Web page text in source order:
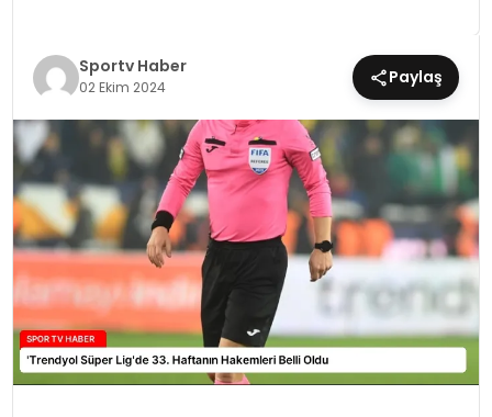
TEKNOLOJI
EĞITIM
MAGAZIN
SPOR
YAŞAM
Sportv Haber
02 Ekim 2024 Paylaş